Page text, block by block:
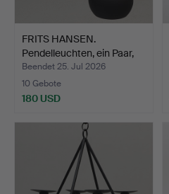
FRITS HANSEN.
Pendelleuchten, ein Paar,
ma…
Beendet 25. Jul 2026
10 Gebote
180 USD